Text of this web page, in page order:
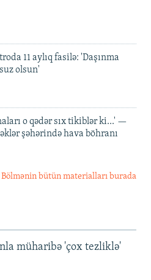
11 aylıq fasilə: 'Daşınma
olsun'
o qədər sıx tikiblər ki...' —
şəhərində hava böhranı
Bölmənin bütün materialları burada
müharibə 'çox tezliklə'